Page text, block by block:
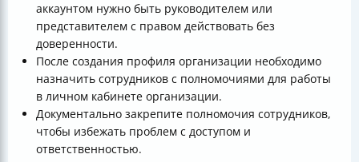
аккаунтом нужно быть руководителем или
представителем с правом действовать без
доверенности.
После создания профиля организации необходимо
назначить сотрудников с полномочиями для работы
в личном кабинете организации.
Документально закрепите полномочия сотрудников,
чтобы избежать проблем с доступом и
ответственностью.